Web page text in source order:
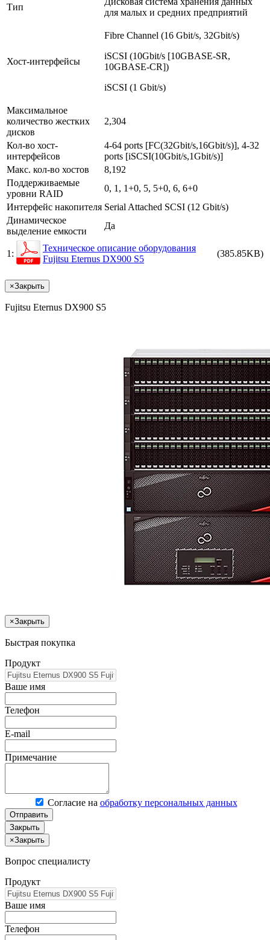
Тип
для малых и средних предприятий
Хост-интерфейсы
Fibre Channel (16 Gbit/s, 32Gbit/s)
iSCSI (10Gbit/s [10GBASE-SR,
10GBASE-CR])
iSCSI (1 Gbit/s)
Максимальное
количество жестких
дисков
2,304
Кол-во хост-
интерфейсов
4-64 ports [FC(32Gbit/s,16Gbit/s)], 4-32
ports [iSCSI(10Gbit/s,1Gbit/s)]
Макс. кол-во хостов
8,192
Поддерживаемые
уровни RAID
0, 1, 1+0, 5, 5+0, 6, 6+0
Интерфейс накопителя Serial Attached SCSI (12 Gbit/s)
Динамическое
выделение емкости
Да
1:
Техническое описание оборудования
Fujitsu Eternus DX900 S5
(385.85KB)
×Закрыть
Fujitsu Eternus DX900 S5
×Закрыть
Быстрая покупка
Продукт
Ваше имя
Телефон
E-mail
Примечание
Согласие на обработку персональных данных
Отправить
Закрыть
×Закрыть
Вопрос специалисту
Продукт
Ваше имя
Телефон